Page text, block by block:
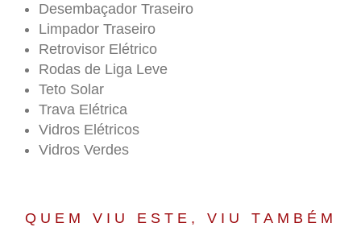
Desembaçador Traseiro
Limpador Traseiro
Retrovisor Elétrico
Rodas de Liga Leve
Teto Solar
Trava Elétrica
Vidros Elétricos
Vidros Verdes
QUEM VIU ESTE, VIU TAMBÉM